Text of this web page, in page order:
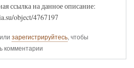
ссылка на данное описание:
object/4767197
или зарегистрируйтесь, чтобы
комментарии